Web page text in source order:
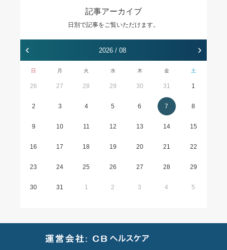
記事アーカイブ
日別で記事をご覧いただけます。
‹ 2026 / 08 ›
日 月 火 水 木 金 土
26 27 28 29 30 31 1
2 3 4 5 6 7 8
9 10 11 12 13 14 15
16 17 18 19 20 21 22
23 24 25 26 27 28 29
30 31 1 2 3 4 5